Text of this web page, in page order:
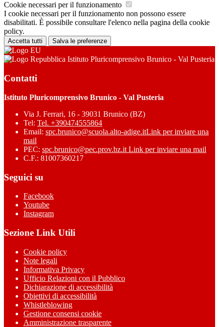
Cookie necessari per il funzionamento
I cookie necessari per il funzionamento non possono essere
disabilitati. È possibile consultare l'elenco nella pagina della cookie
policy.
Accetta tutti Salva le preferenze
Istituto Pluricomprensivo Brunico - Val Pusteria
Contatti
Istituto Pluricomprensivo Brunico - Val Pusteria
Via J. Ferrari, 16 - 39031 Brunico (BZ)
Tel: Tel. +390474555864
Email: spc.brunico@scuola.alto-adige.itLink per inviare una
mail
PEC: spc.brunico@pec.prov.bz.it Link per inviare una mail
C.F.: 81007360217
Seguici su
Facebook
Youtube
Instagram
Sezione Link Utili
Cookie policy
Note legali
Informativa Privacy
Ufficio Relazioni con il Pubblico
Dichiarazione di accessibilità
Obiettivi di accessibilità
Whistleblowing
Gestione consensi cookie
Amministrazione trasparente